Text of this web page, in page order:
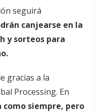
seguirá
canjearse en la
y sorteos para
gracias a la
Processing. En
como siempre, pero